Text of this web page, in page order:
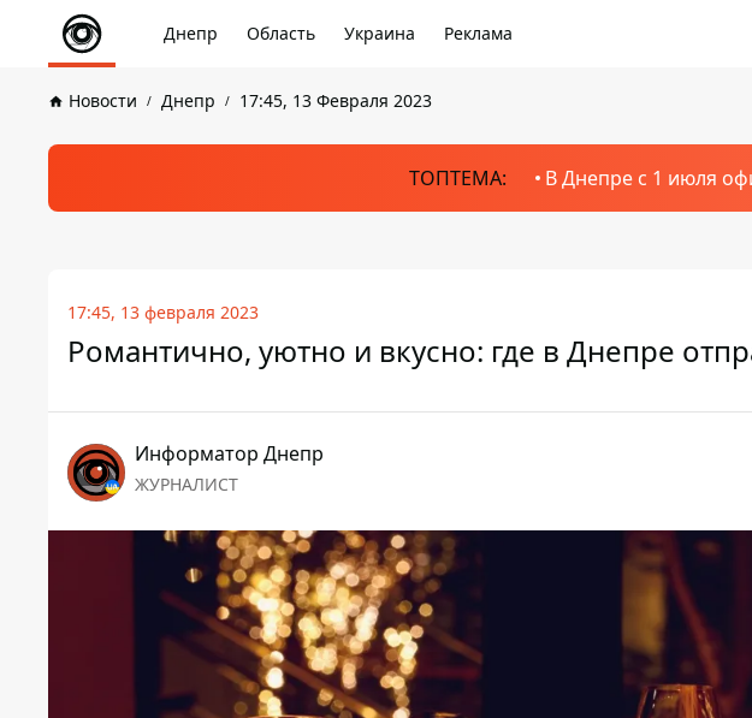
Днепр Область Украина Реклама
Новости Днепр 17:45, 13 Февраля 2023
ТОПТЕМА: В Днепре с 1 июля
17:45, 13 февраля 2023
Романтично, уютно и вкусно: где в Днепре
Информатор Днепр
ЖУРНАЛИСТ